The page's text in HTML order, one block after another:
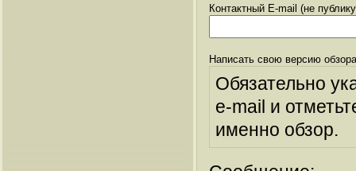
Контактный E-mail (не
Написать свою версию
Обязательно
e-mail и
именно обзор.